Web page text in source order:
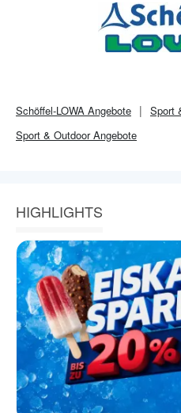
Schöffel-LOWA Angebote Sport
Sport & OutdoorAngebote
HIGHLIGHTS